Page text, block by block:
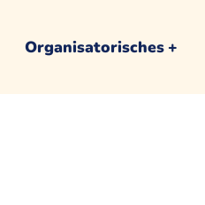
Organisatorisches